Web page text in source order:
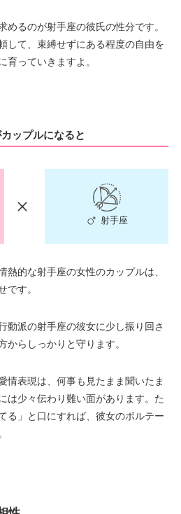
めるのが射手座の彼氏の性分です。
して、束縛せずにある程度の自由を
育っていきますよ。
ップルになると
射手座
熱的な射手座の女性のカップルは、
です。
動派の射手座の彼女に少し振り回さ
からしっかりと守ります。
情表現は、何事も見たまま聞いたま
は少々伝わり難い面があります。た
る」と口にすれば、彼女のボルテー